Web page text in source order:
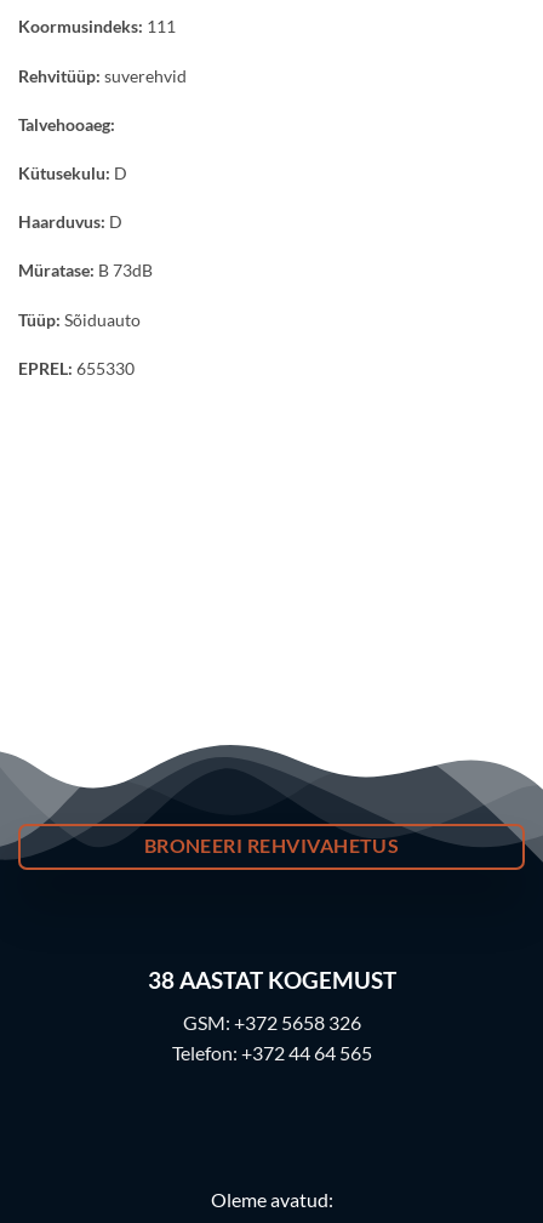
Koormusindeks: 111
Rehvitüüp: suverehvid
Talvehooaeg:
Kütusekulu: D
Haarduvus: D
Müratase: B 73dB
Tüüp: Sõiduauto
EPREL: 655330
BRONEERI REHVIVAHETUS
38AASTAT KOGEMUST
GSM: +372 5658 326
Telefon: +372 44 64 565
Oleme avatud: